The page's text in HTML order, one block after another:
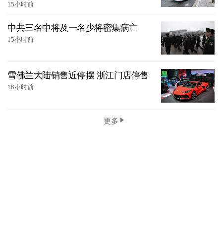
15小时前
中共三名中将及一名少将密集病亡
15小时前
雪佛兰大陆销售近停摆 浙江门店停售
16小时前
更多